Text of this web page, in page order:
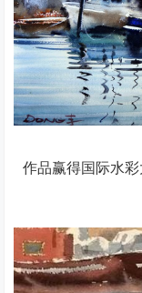
作品赢得国际水